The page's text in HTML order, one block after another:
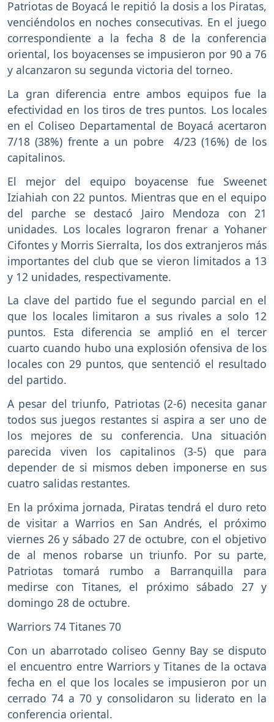
Patriotas de Boyacá le repitió la dosis a los Piratas,
venciéndolos en noches consecutivas. En el juego
correspondiente a la fecha 8 de la conferencia
oriental, los boyacenses se impusieron por 90 a 76
y alcanzaron su segunda victoria del torneo.
La gran diferencia entre ambos equipos fue la
efectividad en los tiros de tres puntos. Los locales
en el Coliseo Departamental de Boyacá acertaron
7/18 (38%) frente a un pobre 4/23 (16%) de los
capitalinos.
El mejor del equipo boyacense fue Sweenet
Iziahiah con 22 puntos. Mientras que en el equipo
del parche se destacó Jairo Mendoza con 21
unidades. Los locales lograron frenar a Yohaner
Cifontes y Morris Sierralta, los dos extranjeros más
importantes del club que se vieron limitados a 13
y 12 unidades, respectivamente.
La clave del partido fue el segundo parcial en el
que los locales limitaron a sus rivales a solo 12
puntos. Esta diferencia se amplió en el tercer
cuarto cuando hubo una explosión ofensiva de los
locales con 29 puntos, que sentenció el resultado
del partido.
A pesar del triunfo, Patriotas (2-6) necesita ganar
todos sus juegos restantes si aspira a ser uno de
los mejores de su conferencia. Una situación
parecida viven los capitalinos (3-5) que para
depender de si mismos deben imponerse en sus
cuatro salidas restantes.
En la próxima jornada, Piratas tendrá el duro reto
de visitar a Warrios en San Andrés, el próximo
viernes 26 y sábado 27 de octubre, con el objetivo
de al menos robarse un triunfo. Por su parte,
Patriotas tomará rumbo a Barranquilla para
medirse con Titanes, el próximo sábado 27 y
domingo 28 de octubre.
Warriors 74 Titanes 70
Con un abarrotado coliseo Genny Bay se disputo
el encuentro entre Warriors y Titanes de la octava
fecha en el que los locales se impusieron por un
cerrado 74 a 70 y consolidaron su liderato en la
conferencia oriental.